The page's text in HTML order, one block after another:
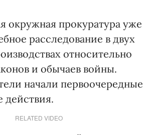
окружная прокуратура уже
расследование в двух
относительно
и обычаев войны.
начали первоочередные
действия.
RELATED VIDEO